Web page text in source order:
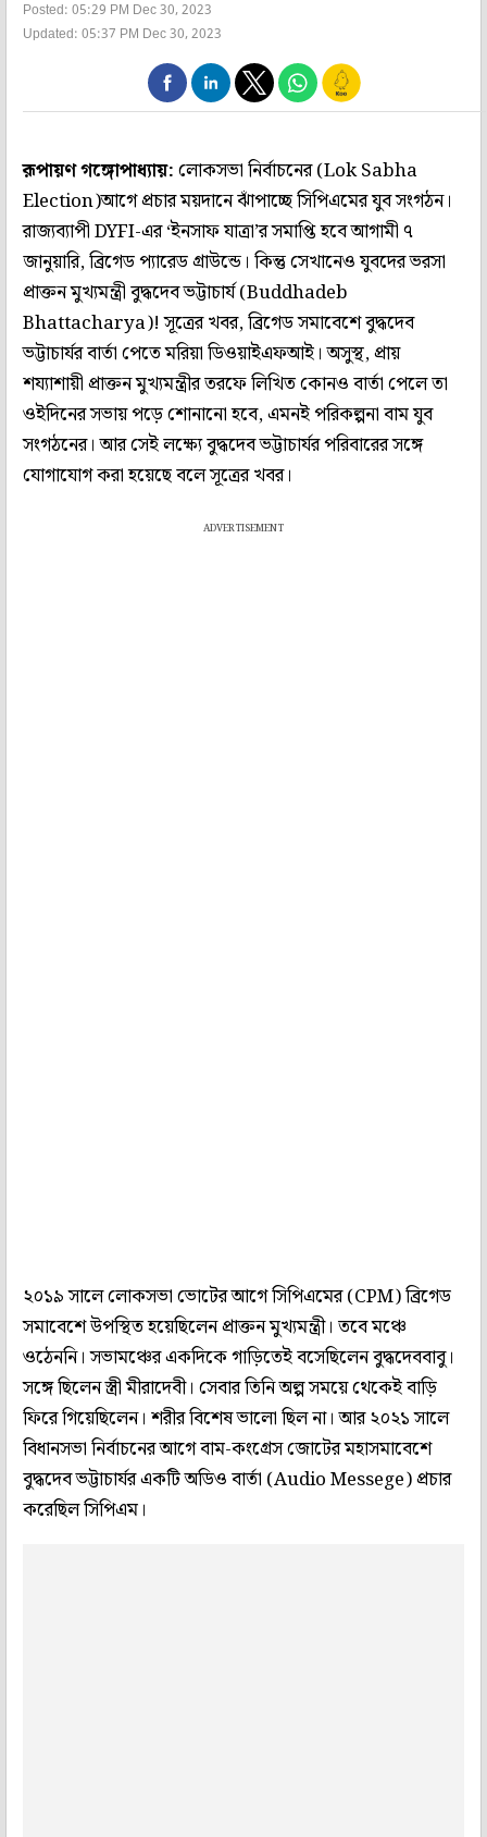
Posted: 05:29 PM Dec 30, 2023
Updated: 05:37 PM Dec 30, 2023
রূপায়ণ গঙ্গোপাধ্যায়:লোকসভা নির্বাচনের (Lok Sabha
Election)আগে প্রচার ময়দানে ঝাঁপাচ্ছে সিপিএমের যুব সংগঠন।
রাজ্যব্যাপী DYFI-এর ‘ইনসাফ যাত্রা’র সমাপ্তি হবে আগামী ৭
জানুয়ারি, ব্রিগেড প্যারেড গ্রাউন্ডে। কিন্তু সেখানেও যুবদের ভরসা
প্রাক্তন মুখ্যমন্ত্রী বুদ্ধদেব ভট্টাচার্য (Buddhadeb
Bhattacharya)! সূত্রের খবর, ব্রিগেড সমাবেশে বুদ্ধদেব
ভট্টাচার্যর বার্তা পেতে মরিয়া ডিওয়াইএফআই। অসুস্থ, প্রায়
শয্যাশায়ী প্রাক্তন মুখ্যমন্ত্রীর তরফে লিখিত কোনও বার্তা পেলে তা
ওইদিনের সভায় পড়ে শোনানো হবে, এমনই পরিকল্পনা বাম যুব
সংগঠনের। আর সেই লক্ষ্যে বুদ্ধদেব ভট্টাচার্যর পরিবারের সঙ্গে
যোগাযোগ করা হয়েছে বলে সূত্রের খবর।
ADVERTISEMENT
২০১৯ সালে লোকসভা ভোটের আগে সিপিএমের (CPM) ব্রিগেড
সমাবেশে উপস্থিত হয়েছিলেন প্রাক্তন মুখ্যমন্ত্রী। তবে মঞ্চে
ওঠেননি। সভামঞ্চের একদিকে গাড়িতেই বসেছিলেন বুদ্ধদেববাবু।
সঙ্গে ছিলেন স্ত্রী মীরাদেবী। সেবার তিনি অল্প সময়ে থেকেই বাড়ি
ফিরে গিয়েছিলেন। শরীর বিশেষ ভালো ছিল না। আর ২০২১ সালে
বিধানসভা নির্বাচনের আগে বাম-কংগ্রেস জোটের মহাসমাবেশে
বুদ্ধদেব ভট্টাচার্যর একটি অডিও বার্তা (Audio Messege) প্রচার
করেছিল সিপিএম।